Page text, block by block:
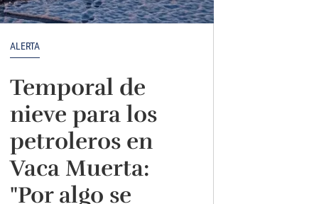
ALERTA
Temporal de
nieve para los
petroleros en
Vaca Muerta:
"Por algo se